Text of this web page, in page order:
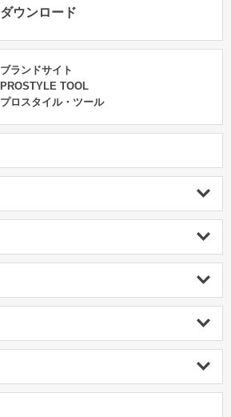
ダウンロード
ブランドサイト
PROSTYLE TOOL
プロスタイル・ツール